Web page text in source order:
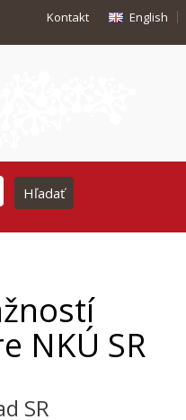
Kontakt English
NKÚ SR
SR